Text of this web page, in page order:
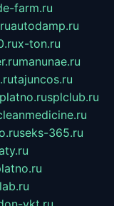
farm.ru
autodamp.ru
x-ton.ru
manunae.ru
tajuncos.ru
splclub.ru
seks-365.ru